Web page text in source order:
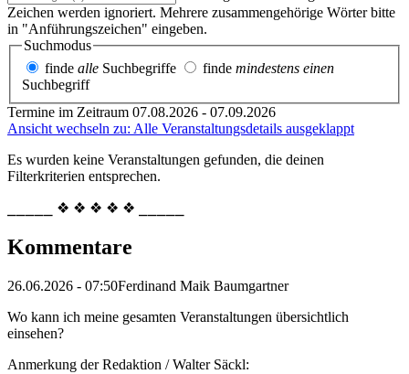
Zeichen werden ignoriert. Mehrere zusammengehörige Wörter bitte
in "Anführungszeichen" eingeben.
Suchmodus
finde alle Suchbegriffe finde mindestens einen
Suchbegriff
Termine im Zeitraum 07.08.2026 - 07.09.2026
Ansicht wechseln zu: Alle Veranstaltungsdetails ausgeklappt
Es wurden keine Veranstaltungen gefunden, die deinen
Filterkriterien entsprechen.
⎯⎯⎯⎯⎯ ❖ ❖ ❖ ❖ ❖ ⎯⎯⎯⎯⎯
Kommentare
26.06.2026 - 07:50Ferdinand Maik Baumgartner
Wo kann ich meine gesamten Veranstaltungen übersichtlich
einsehen?
Anmerkung der Redaktion /Walter Säckl: